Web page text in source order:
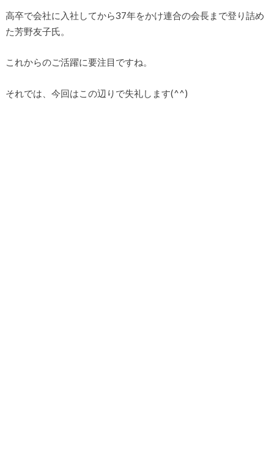
高卒で会社に入社してから37年をかけ連合の会長まで登り詰め
た芳野友子氏。
これからのご活躍に要注目ですね。
それでは、今回はこの辺りで失礼します(^^)